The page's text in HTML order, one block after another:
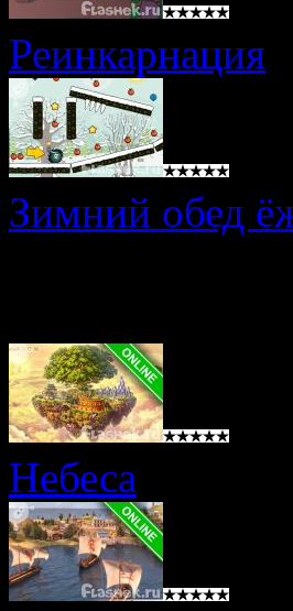
Реинкарнация
Зимний обед
Небеса